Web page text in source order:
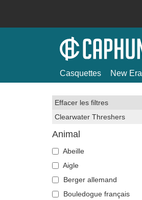
Casquettes New Era
Effacer les filtres
Clearwater Threshers
Animal
Abeille
Aigle
Berger allemand
Bouledogue français